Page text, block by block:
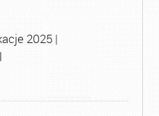
2025 |